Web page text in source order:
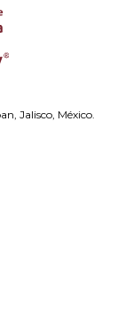
Jalisco, México.